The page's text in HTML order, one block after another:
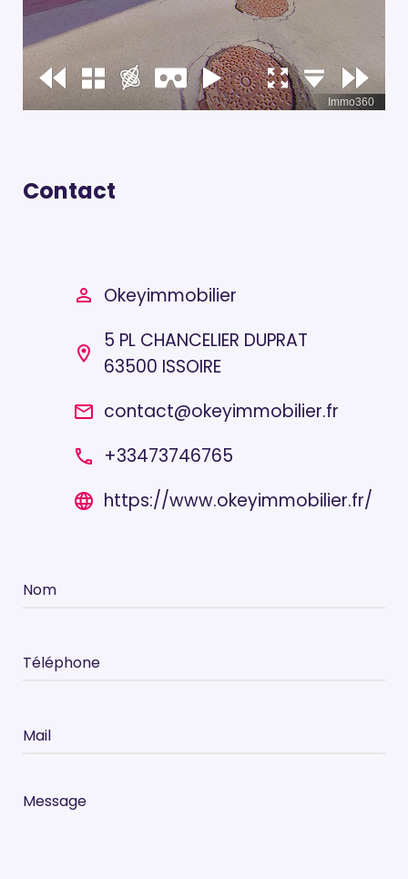
Contact
Nom
Téléphone
Mail
Message
person_outline Okeyimmobilier
location_on
5 PL CHANCELIER DUPRAT
63500 ISSOIRE
email contact@okeyimmobilier.fr
local_phone +33473746765
language https://www.okeyimmobilier.fr/